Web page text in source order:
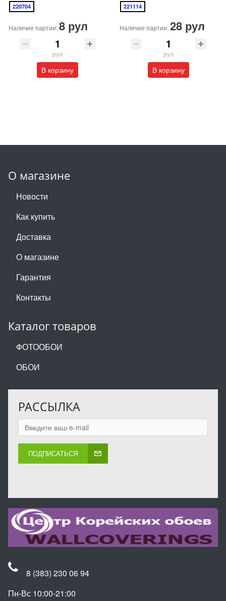
220704
Наличие партии:8 рул
рул
В корзину
221114
Наличие партии:28 рул
рул
В корзину
О магазине
Новости
Как купить
Доставка
О магазине
Гарантия
Контакты
Каталог товаров
ФОТООБОИ
ОБОИ
РАССЫЛКА
ПОДПИСАТЬСЯ
8 (383) 230 06 94
Пн-Вс 10:00-21:00